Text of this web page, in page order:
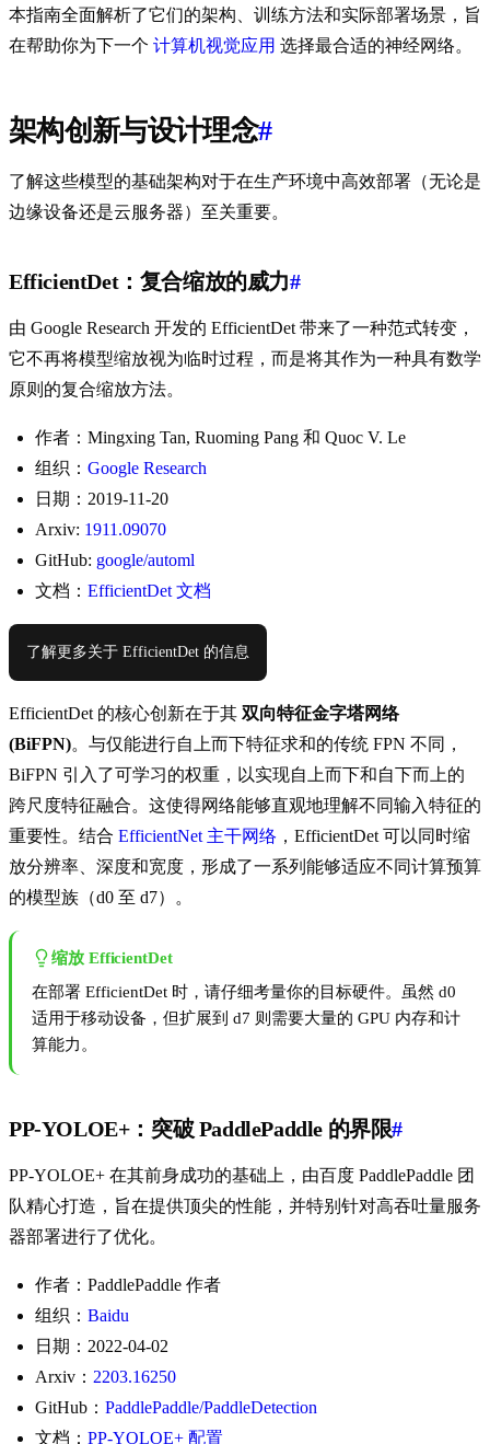
本指南全面解析了它们的架构、训练方法和实际部署场景，旨
在帮助你为下一个 计算机视觉应用 选择最合适的神经网络。
架构创新与设计理念#
了解这些模型的基础架构对于在生产环境中高效部署（无论是
边缘设备还是云服务器）至关重要。
EfficientDet：复合缩放的威力#
由 Google Research 开发的 EfficientDet 带来了一种范式转变，
它不再将模型缩放视为临时过程，而是将其作为一种具有数学
原则的复合缩放方法。
作者：Mingxing Tan, Ruoming Pang 和 Quoc V. Le
组织： Google Research
日期：2019-11-20
Arxiv: 1911.09070
GitHub: google/automl
文档： EfficientDet 文档
了解更多关于 EfficientDet 的信息
EfficientDet 的核心创新在于其 双向特征金字塔网络
(BiFPN)。与仅能进行自上而下特征求和的传统 FPN 不同，
BiFPN 引入了可学习的权重，以实现自上而下和自下而上的
跨尺度特征融合。这使得网络能够直观地理解不同输入特征的
重要性。结合 EfficientNet 主干网络 ，EfficientDet 可以同时缩
放分辨率、深度和宽度，形成了一系列能够适应不同计算预算
的模型族（d0 至 d7）。
缩放 EfficientDet
在部署 EfficientDet 时，请仔细考量你的目标硬件。虽然 d0
适用于移动设备，但扩展到 d7 则需要大量的 GPU 内存和计
算能力。
PP-YOLOE+：突破 PaddlePaddle 的界限#
PP-YOLOE+ 在其前身成功的基础上，由百度 PaddlePaddle 团
队精心打造，旨在提供顶尖的性能，并特别针对高吞吐量服务
器部署进行了优化。
作者：PaddlePaddle 作者
组织： Baidu
日期：2022-04-02
Arxiv： 2203.16250
GitHub： PaddlePaddle/PaddleDetection
文档： PP-YOLOE+ 配置